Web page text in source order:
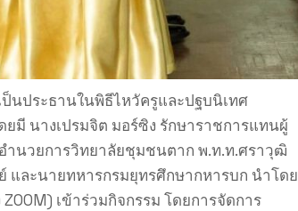
ป็นประธานในพิธีไหวัครูและปฐบนิเทศ
มี นางเปรมจิต มอร์ซิง รักษาราชการแทนผู้
นวยการวิทยาลัยชุมชนตาก พ.ท.ท.ศราวุฒิ
และนายทหารกรมยุทรศึกษากหารบก นำโดย
เข้าร่วมกิจกรรม โดยการจัดการ